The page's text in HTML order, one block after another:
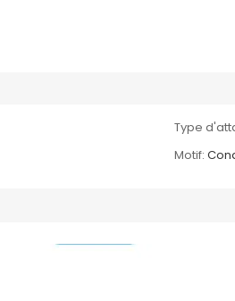
Type
Motif: